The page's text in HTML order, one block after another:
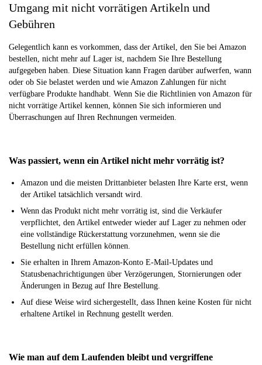
Umgang mit nicht vorrätigen Artikeln und
Gebühren
Gelegentlich kann es vorkommen, dass der Artikel, den Sie bei Amazon
bestellen, nicht mehr auf Lager ist, nachdem Sie Ihre Bestellung
aufgegeben haben. Diese Situation kann Fragen darüber aufwerfen, wann
oder ob Sie belastet werden und wie Amazon Zahlungen für nicht
verfügbare Produkte handhabt. Wenn Sie die Richtlinien von Amazon für
nicht vorrätige Artikel kennen, können Sie sich informieren und
Überraschungen auf Ihren Rechnungen vermeiden.
Was passiert, wenn ein Artikel nicht mehr vorrätig ist?
Amazon und die meisten Drittanbieter belasten Ihre Karte erst, wenn
der Artikel tatsächlich versandt wird.
Wenn das Produkt nicht mehr vorrätig ist, sind die Verkäufer
verpflichtet, den Artikel entweder wieder auf Lager zu nehmen oder
eine vollständige Rückerstattung vorzunehmen, wenn sie die
Bestellung nicht erfüllen können.
Sie erhalten in Ihrem Amazon-Konto E-Mail-Updates und
Statusbenachrichtigungen über Verzögerungen, Stornierungen oder
Änderungen in Bezug auf Ihre Bestellung.
Auf diese Weise wird sichergestellt, dass Ihnen keine Kosten für nicht
erhaltene Artikel in Rechnung gestellt werden.
Wie man auf dem Laufenden bleibt und vergriffene